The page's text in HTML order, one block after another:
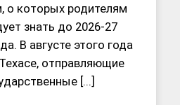
о которых родителям
знать до 2026-27
В августе этого года
отправляющие
[...]